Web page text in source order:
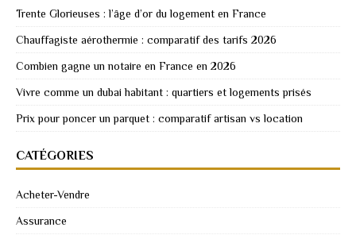
Trente Glorieuses : l’âge d’or du logement en France
Chauffagiste aérothermie : comparatif des tarifs 2026
Combien gagne un notaire en France en 2026
Vivre comme un dubai habitant : quartiers et logements prisés
Prix pour poncer un parquet : comparatif artisan vs location
CATÉGORIES
Acheter-Vendre
Assurance